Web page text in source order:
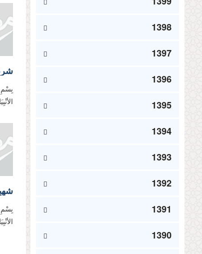
1398
1397
1396
1395
1394
1393
1392
1391
1390
بِسْمِ
بِسْمِ